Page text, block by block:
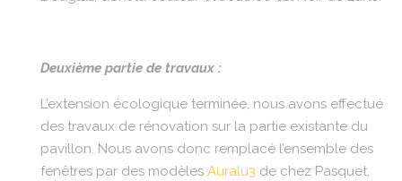
Deuxième partie de travaux :
L’extension écologique terminée, nous avons effectué
des travaux de rénovation sur la partie existante du
pavillon. Nous avons donc remplacé l’ensemble des
fenêtres par des modèles Auralu3 de chez Pasquet,